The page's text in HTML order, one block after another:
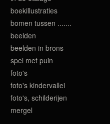
boekillustraties
bomen tussen .......
beelden
beelden in brons
spel met puin
foto's
foto's kindervallei
foto's, schilderijen
mergel